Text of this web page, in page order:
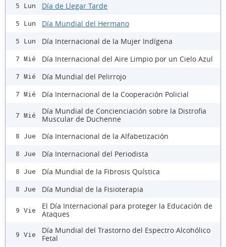
5 Lun Día de Llegar Tarde
5 Lun Día Mundial del Hermano
5 Lun Día Internacional de la Mujer Indígena
7 Mié Día Internacional del Aire Limpio por un Cielo Azul
7 Mié Día Mundial del Pelirrojo
7 Mié Día Internacional de la Cooperación Policial
7 Mié
Día Mundial de Concienciación sobre la Distrofia
Muscular de Duchenne
8 Jue Día Internacional de la Alfabetización
8 Jue Día Internacional del Periodista
8 Jue Día Mundial de la Fibrosis Quística
8 Jue Día Mundial de la Fisioterapia
9 Vie
El Día Internacional para proteger la Educación de
Ataques
9 Vie
Día Mundial del Trastorno del Espectro Alcohólico
Fetal